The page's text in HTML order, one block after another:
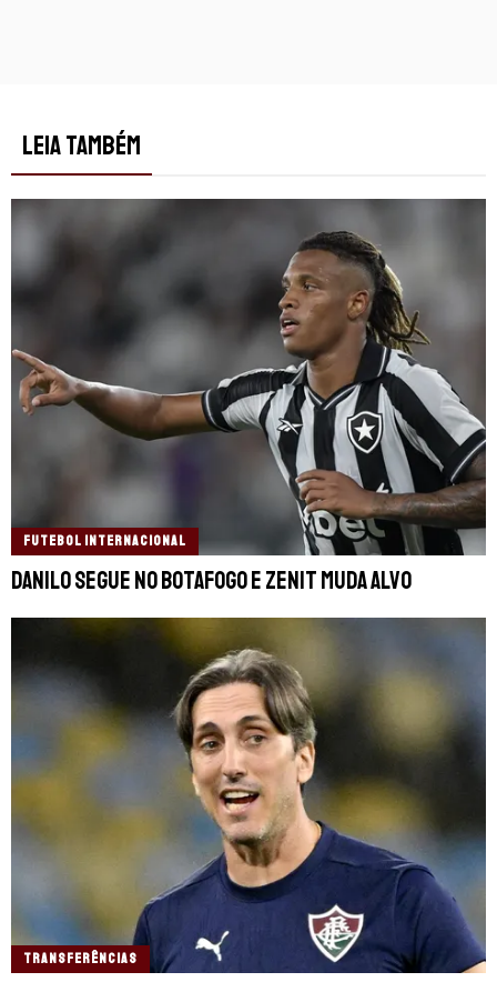
LEIA TAMBÉM
FUTEBOL INTERNACIONAL
Danilo segue no Botafogo e Zenit muda alvo
TRANSFERÊNCIAS